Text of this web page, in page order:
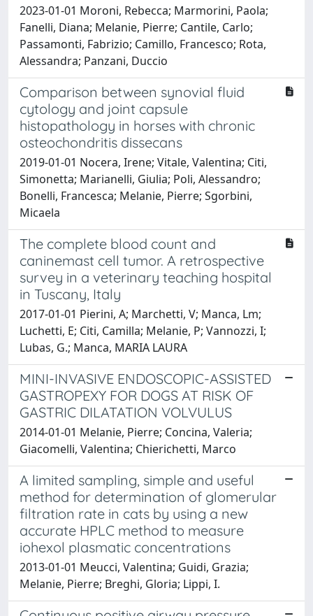
2023-01-01 Moroni, Rebecca; Marmorini, Paola;
Fanelli, Diana; Melanie, Pierre; Cantile, Carlo;
Passamonti, Fabrizio; Camillo, Francesco; Rota,
Alessandra; Panzani, Duccio
Comparison between synovial fluid
cytology and joint capsule
histopathology in horses with chronic
osteochondritis dissecans
2019-01-01 Nocera, Irene; Vitale, Valentina; Citi,
Simonetta; Marianelli, Giulia; Poli, Alessandro;
Bonelli, Francesca; Melanie, Pierre; Sgorbini,
Micaela
The complete blood count and
caninemast cell tumor. A retrospective
survey in a veterinary teaching hospital
in Tuscany, Italy
2017-01-01 Pierini, A; Marchetti, V; Manca, Lm;
Luchetti, E; Citi, Camilla; Melanie, P; Vannozzi, I;
Lubas, G.; Manca, MARIA LAURA
MINI-INVASIVE ENDOSCOPIC-ASSISTED
GASTROPEXY FOR DOGS AT RISK OF
GASTRIC DILATATION VOLVULUS
2014-01-01 Melanie, Pierre; Concina, Valeria;
Giacomelli, Valentina; Chierichetti, Marco
A limited sampling, simple and useful
method for determination of glomerular
filtration rate in cats by using a new
accurate HPLC method to measure
iohexol plasmatic concentrations
2013-01-01 Meucci, Valentina; Guidi, Grazia;
Melanie, Pierre; Breghi, Gloria; Lippi, I.